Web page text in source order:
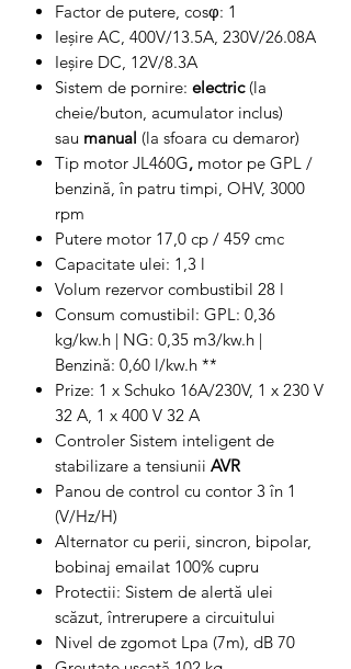
Factor de putere, cosφ: 1
Ieşire AC, 400V/13.5A, 230V/26.08A
Ieşire DC, 12V/8.3A
Sistem de pornire: electric(la
cheie/buton, acumulator inclus)
sau manual (la sfoara cu demaror)
Tip motor JL460G, motor pe GPL /
benzină, în patru timpi, OHV, 3000
rpm
Putere motor 17,0 cp / 459 cmc
Capacitate ulei: 1,3 l
Volum rezervor combustibil 28 l
Consum comustibil: GPL: 0,36
kg/kw.h | NG: 0,35 m3/kw.h |
Benzină: 0,60 l/kw.h **
Prize: 1 x Schuko 16A/230V, 1 x 230 V
32 A, 1 x 400 V 32 A
Controler Sistem inteligent de
stabilizare a tensiunii AVR
Panou de control cu contor 3 în 1
(V/Hz/H)
Alternator cu perii, sincron, bipolar,
bobinaj emailat 100% cupru
Protectii: Sistem de alertă ulei
scăzut, întrerupere a circuitului
Nivel de zgomot Lpa (7m), dB 70